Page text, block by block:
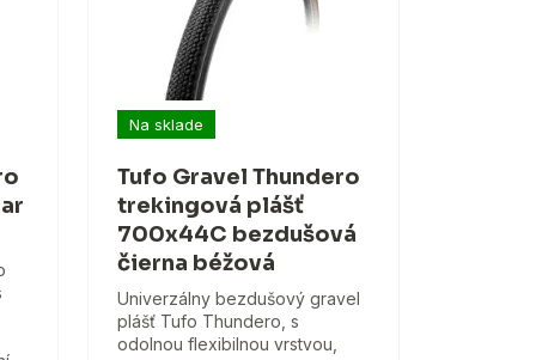
Na sklade
Tufo Gravel Thundero
trekingová plášť
700x44C bezdušová
čierna béžová
Univerzálny bezdušový gravel
plášť Tufo Thundero, s
odolnou flexibilnou vrstvou,